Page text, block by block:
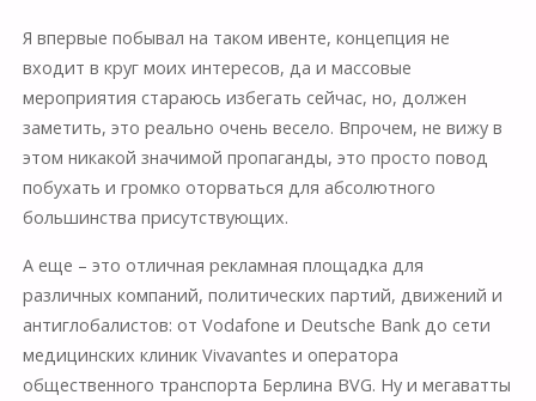
Я впервые побывал на таком ивенте, концепция не
входит в круг моих интересов, да и массовые
мероприятия стараюсь избегать сейчас, но, должен
заметить, это реально очень весело. Впрочем, не вижу в
этом никакой значимой пропаганды, это просто повод
побухать и громко оторваться для абсолютного
большинства присутствующих.
А еще – это отличная рекламная площадка для
различных компаний, политических партий, движений и
антиглобалистов: от Vodafone и Deutsche Bank до сети
медицинских клиник Vivavantes и оператора
общественного транспорта Берлина BVG. Ну и мегаватты